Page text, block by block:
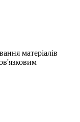
матеріалів